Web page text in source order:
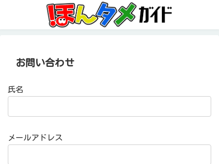
お問い合わせ
氏名
メールアドレス